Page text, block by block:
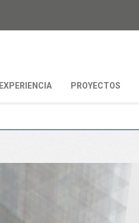
EXPERIENCIA PROYECTOS